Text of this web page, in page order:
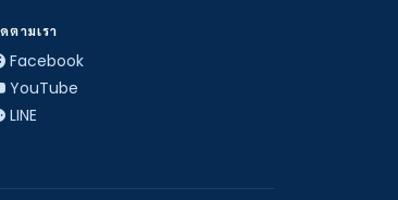
ตามเรา
Facebook
YouTube
LINE